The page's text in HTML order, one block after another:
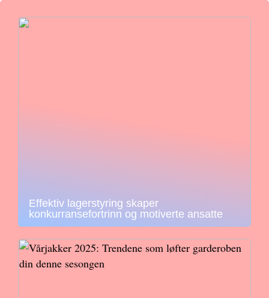
Effektiv lagerstyring skaper
konkurransefortrinn og motiverte ansatte